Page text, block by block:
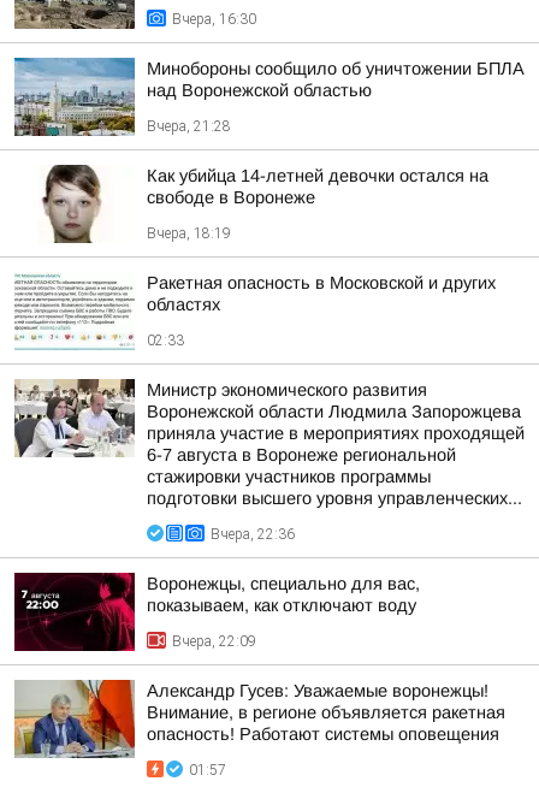
Вчера, 16:30
Минобороны сообщило об уничтожении БПЛА
над Воронежской областью
Вчера, 21:28
Как убийца 14-летней девочки остался на
свободе в Воронеже
Вчера, 18:19
Ракетная опасность в Московской и других
областях
02:33
Министр экономического развития
Воронежской области Людмила Запорожцева
приняла участие в мероприятиях проходящей
6-7 августа в Воронеже региональной
стажировки участников программы
подготовки высшего уровня управленческих...
Вчера, 22:36
Воронежцы, специально для вас,
показываем, как отключают воду
Вчера, 22:09
Александр Гусев: Уважаемые воронежцы!
Внимание, в регионе объявляется ракетная
опасность! Работают системы оповещения
01:57